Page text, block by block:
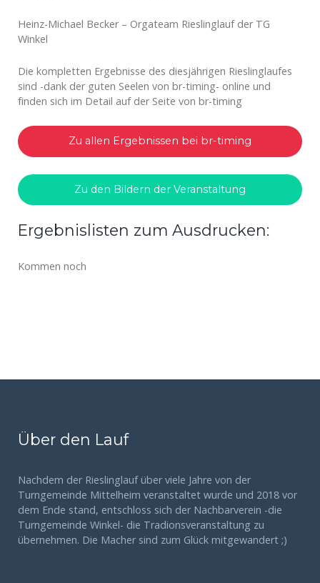
Heinz-Michael Becker – Orgateam Rieslinglauf der TG
Winkel
Die kompletten Ergebnisse des diesjährigen Rieslinglaufes
sind -dank der guten Seelen von br-timing- online und
finden sich im Detail auf der Seite von br-timing
Zu allen Ergebnissen bei br-timing
Zu den Bildern der Veranstaltung
Ergebnislisten zum Ausdrucken:
Kommen noch
Über den Lauf
Nachdem der Rieslinglauf über viele Jahre von der
Turngemeinde Mittelheim veranstaltet wurde und 2018 vor
dem Ende stand, entschloss sich der Nachbarverein -die
Turngemeinde Winkel- die Tradionsveranstaltung zu
übernehmen. Die Macher sind zum Glück mitgewandert ;)